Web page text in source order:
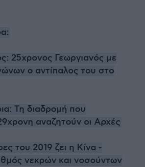
25χρονος Γεωργιανός με
ο αντίπαλος του στο
Τη διαδρομή που
αναζητούν οι Αρχές
του 2019 ζει η Κίνα -
νεκρών και νοσούντων